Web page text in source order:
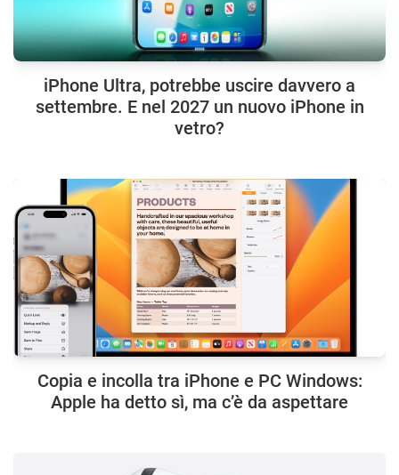
iPhone Ultra, potrebbe uscire davvero a
settembre. E nel 2027 un nuovo iPhone in
vetro?
Copia e incolla tra iPhone e PC Windows:
Apple ha detto sì, ma c’è da aspettare